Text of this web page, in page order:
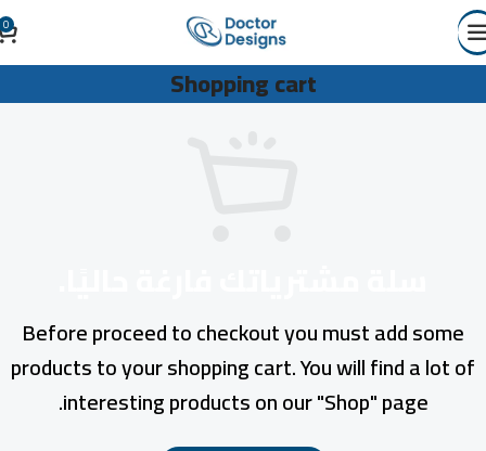
0
Shopping cart
Before proceed to checkout you must add some
products to your shopping cart. You will find a lot of
interesting products on our "Shop" page.